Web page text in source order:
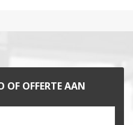
OF OFFERTE AAN